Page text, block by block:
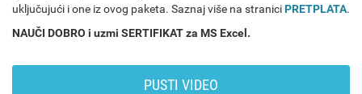
uključujući i one iz ovog paketa. Saznaj više na straniciPRETPLATA.
NAUČI DOBRO i uzmi SERTIFIKAT za MS Excel.
PUSTI VIDEO